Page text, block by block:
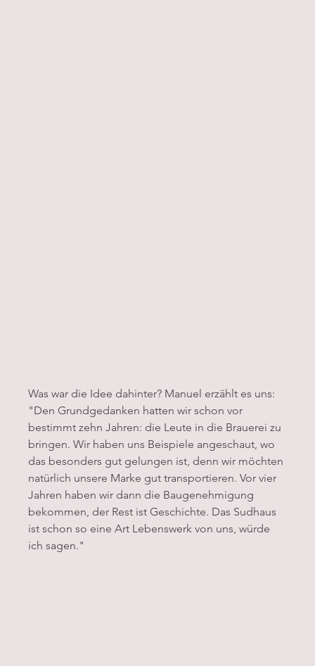
Was war die Idee dahinter? Manuel erzählt es uns:
"Den Grundgedanken hatten wir schon vor
bestimmt zehn Jahren: die Leute in die Brauerei zu
bringen. Wir haben uns Beispiele angeschaut, wo
das besonders gut gelungen ist, denn wir möchten
natürlich unsere Marke gut transportieren. Vor vier
Jahren haben wir dann die Baugenehmigung
bekommen, der Rest ist Geschichte. Das Sudhaus
ist schon so eine Art Lebenswerk von uns, würde
ich sagen."